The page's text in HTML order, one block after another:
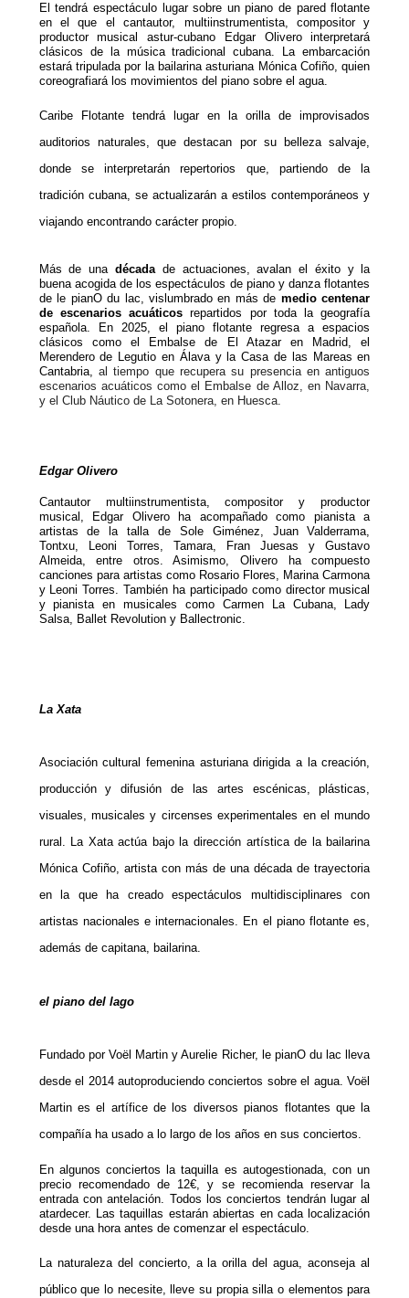
El tendrá espectáculo lugar sobre un piano de pared flotante
en el que el
cantautor, multiinstrumentista, compositor y
productor musical astur-cubano Edgar Olivero interpretará
clásicos de la música tradicional cubana. La embarcación
estará tripulada por la bailarina asturiana Mónica Cofiño, quien
coreografiará los movimientos del piano sobre el agua.
Caribe Flotante tendrá lugar en la orilla de improvisados
auditorios naturales, que destacan por su belleza salvaje,
donde se interpretarán repertorios que, partiendo de la
tradición cubana, se actualizarán a estilos contemporáneos y
viajando encontrando carácter propio.
Más de una década de actuaciones, avalan el éxito y la
buena acogida de los espectáculos de piano y danza flotantes
de le pianO du lac, vislumbrado en más de medio centenar
de escenarios acuáticos repartidos por toda la geografía
española. En 2025, el piano flotante regresa a espacios
clásicos como el Embalse de El Atazar en Madrid, el
Merendero de Legutio en Álava y la Casa de las Mareas en
Cantabria, al tiempo que recupera su presencia en antiguos
escenarios acuáticos como el Embalse de Alloz, en Navarra,
y el Club Náutico de La Sotonera, en Huesca.
Edgar Olivero
Cantautor multiinstrumentista, compositor y productor
musical, Edgar Olivero ha acompañado como pianista a
artistas de la talla de Sole Giménez, Juan Valderrama,
Tontxu, Leoni Torres, Tamara, Fran Juesas y Gustavo
Almeida, entre otros. Asimismo, Olivero ha compuesto
canciones para artistas como Rosario Flores, Marina Carmona
y Leoni Torres. También ha participado como director musical
y pianista en musicales como Carmen La Cubana, Lady
Salsa, Ballet Revolution y Ballectronic.
La Xata
Asociación cultural femenina asturiana dirigida a la creación,
producción y difusión de las artes escénicas, plásticas,
visuales, musicales y circenses experimentales en el mundo
rural. La Xata actúa bajo la dirección artística de la bailarina
Mónica Cofiño, artista con más de una década de trayectoria
en la que ha creado espectáculos multidisciplinares con
artistas nacionales e internacionales. En el piano flotante es,
además de capitana, bailarina.
el piano del lago
Fundado por Voël Martin y Aurelie Richer, le pianO du lac lleva
desde el 2014 autoproduciendo conciertos sobre el agua. Voël
Martin es el artífice de los diversos pianos flotantes que la
compañía ha usado a lo largo de los años en sus conciertos.
En algunos conciertos la taquilla es autogestionada, con un
precio recomendado de 12€, y se recomienda reservar la
entrada con antelación. Todos los conciertos tendrán lugar al
atardecer. Las taquillas estarán abiertas en cada localización
desde una hora antes de comenzar el espectáculo.
La naturaleza del concierto, a la orilla del agua, aconseja al
público que lo necesite, lleve su propia silla o elementos para